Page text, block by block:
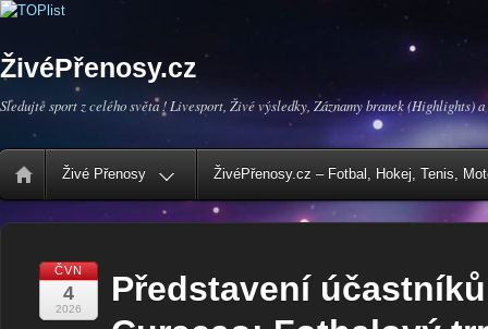
ŽivéPřenosy.cz
Sledujte sport z celého světa ! Livesport, Živé výsledky, Záznamy branek (Highlights) a
Živé Přenosy ŽivéPřenosy.cz – Fotbal, Hokej, Tenis,
ČVN
4
2026
Představení účastníků